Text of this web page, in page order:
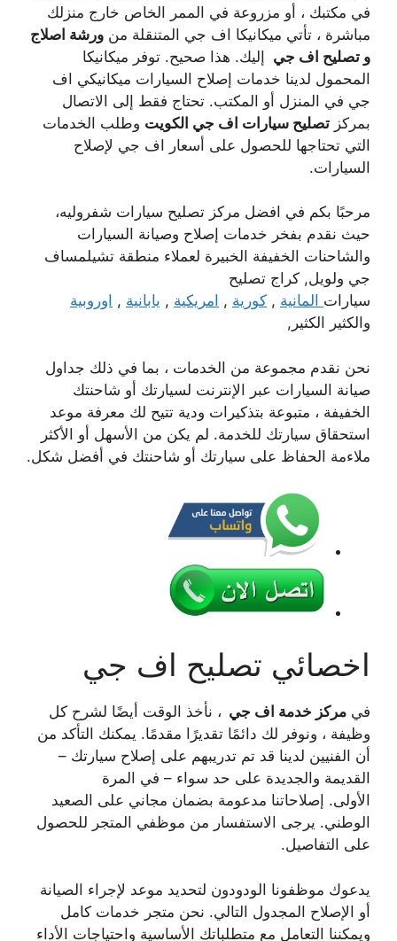
في مكتبك ، أو مزروعة في الممر الخاص خارج منزلك
مباشرة ، تأتي ميكانيكا اف جي المتنقلة من ورشة اصلاج
و تصليح اف جي إليك. هذا صحيح. توفر ميكانيكا
المحمول لدينا خدمات إصلاح السيارات ميكانيكي اف
جي في المنزل أو المكتب. تحتاج فقط إلى الاتصال
بمركز تصليح سيارات اف جي الكويت وطلب الخدمات
التي تحتاجها للحصول على أسعار اف جي لإصلاح
السيارات.
مرحبًا بكم في افضل مركز تصليح سيارات شفروليه،
حيث نقدم بفخر خدمات إصلاح وصيانة السيارات
والشاحنات الخفيفة الخبيرة لعملاء منطقة تشيلمساف
جي ولويل, كراج تصليح
سيارات المانية , كورية , امريكية , يابانية , اوروبية
والكثير الكثير,
نحن نقدم مجموعة من الخدمات ، بما في ذلك جداول
صيانة السيارات عبر الإنترنت لسيارتك أو شاحنتك
الخفيفة ، متبوعة بتذكيرات ودية تتيح لك معرفة موعد
استحقاق سيارتك للخدمة. لم يكن من الأسهل أو الأكثر
ملاءمة الحفاظ على سيارتك أو شاحنتك في أفضل شكل.
اخصائي تصليح اف جي
في مركز خدمة اف جي ، نأخذ الوقت أيضًا لشرح كل
وظيفة ، ونوفر لك دائمًا تقديرًا مقدمًا. يمكنك التأكد من
أن الفنيين لدينا قد تم تدريبهم على إصلاح سيارتك –
القديمة والجديدة على حد سواء – في المرة
الأولى. إصلاحاتنا مدعومة بضمان مجاني على الصعيد
الوطني. يرجى الاستفسار من موظفي المتجر للحصول
على التفاصيل.
يدعوك موظفونا الودودون لتحديد موعد لإجراء الصيانة
أو الإصلاح المجدول التالي. نحن متجر خدمات كامل
ويمكننا التعامل مع متطلباتك الأساسية واحتياجات الأداء